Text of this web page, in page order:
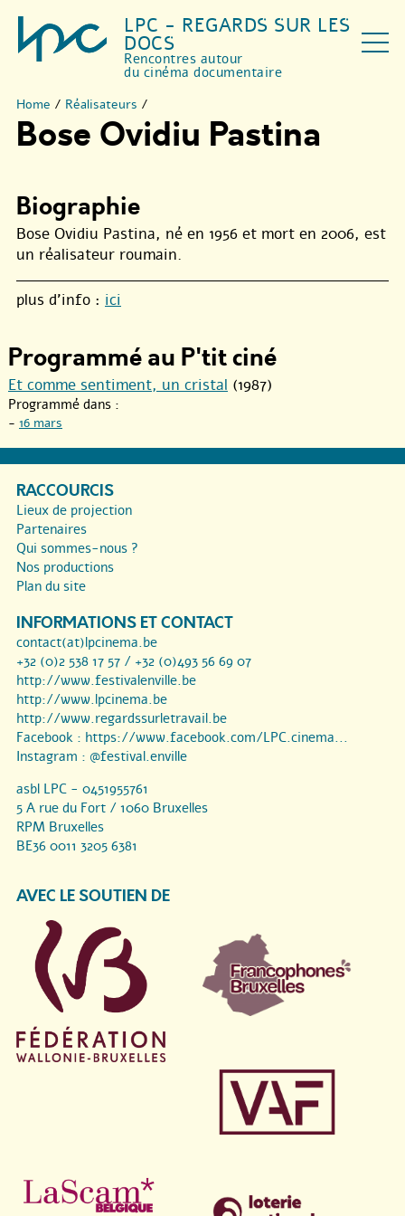
LPC - REGARDS SUR LES
DOCS
Rencontres autour
du cinéma documentaire
Home / Réalisateurs /
Bose Ovidiu Pastina
Biographie
Bose Ovidiu Pastina, né en 1956 et mort en 2006, est
un réalisateur roumain.
plus d’info : ici
Programmé au P'tit ciné
Et comme sentiment, un cristal (1987)
Programmé dans :
- 16 mars
RACCOURCIS
Lieux de projection
Partenaires
Qui sommes-nous ?
Nos productions
Plan du site
INFORMATIONS ET CONTACT
contact(at)lpcinema.be
+32 (0)2 538 17 57 / +32 (0)493 56 69 07
http://www.festivalenville.be
http://www.lpcinema.be
http://www.regardssurletravail.be
Facebook : https://www.facebook.com/LPC.cinema...
Instagram : @festival.enville
asbl LPC - 0451955761
5 A rue du Fort / 1060 Bruxelles
RPM Bruxelles
BE36 0011 3205 6381
AVEC LE SOUTIEN DE